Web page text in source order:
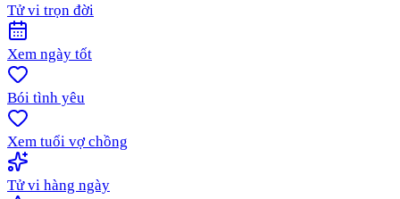
Tử vi trọn đời
Xem ngày tốt
Bói tình yêu
Xem tuổi vợ chồng
Tử vi hàng ngày